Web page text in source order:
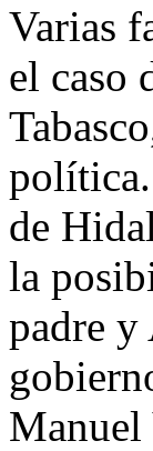
Varias
el caso
de
la
padre y
Manuel